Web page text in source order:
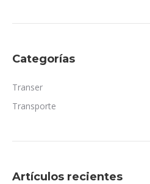
Categorías
Transer
Transporte
Artículos recientes